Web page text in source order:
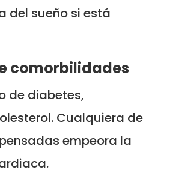
del sueño si está
comorbilidades
de diabetes,
Cualquiera de
empeora la